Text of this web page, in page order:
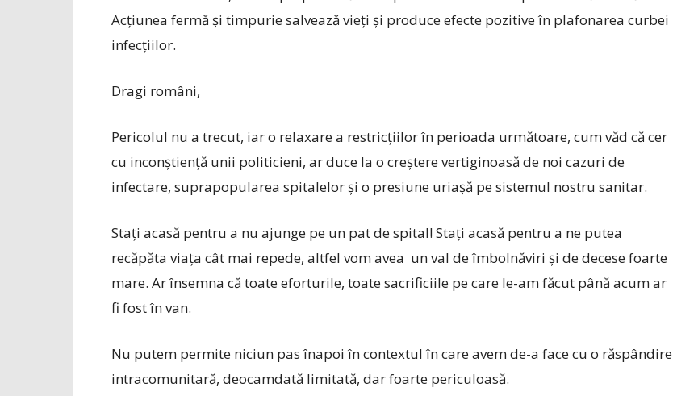
Acțiunea fermă și timpurie salvează vieți și produce efecte pozitive în plafonarea curbei
infecțiilor.
Dragi români,
Pericolul nu a trecut, iar o relaxare a restricțiilor în perioada următoare, cum văd că cer
cu inconștiență unii politicieni, ar duce la o creștere vertiginoasă de noi cazuri de
infectare, suprapopularea spitalelor și o presiune uriașă pe sistemul nostru sanitar.
Stați acasă pentru a nu ajunge pe un pat de spital! Stați acasă pentru a ne putea
recăpăta viața cât mai repede, altfel vom avea un val de îmbolnăviri și de decese foarte
mare. Ar însemna că toate eforturile, toate sacrificiile pe care le-am făcut până acum ar
fi fost în van.
Nu putem permite niciun pas înapoi în contextul în care avem de-a face cu o răspândire
intracomunitară, deocamdată limitată, dar foarte periculoasă.